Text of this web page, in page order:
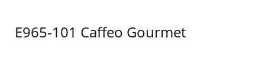
E965-101 Caffeo Gourmet